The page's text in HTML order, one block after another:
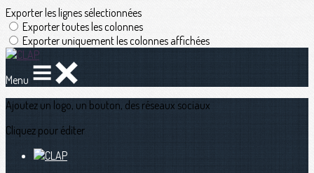
Exporter les lignes sélectionnées
Exporter toutes les colonnes
Exporter uniquement les colonnes affichées
Menu
Ajoutez un logo, un bouton, des réseaux sociaux
Cliquez pour éditer